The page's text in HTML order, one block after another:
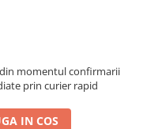
momentul confirmarii
prin curier rapid
IN COS